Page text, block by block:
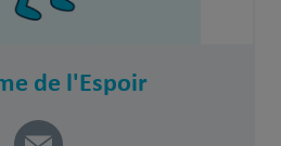
de l'Espoir